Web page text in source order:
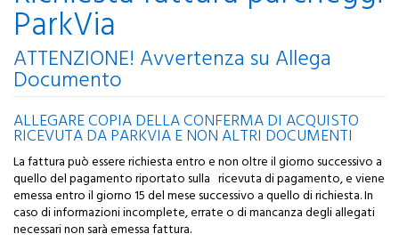
ParkVia
ATTENZIONE! Avvertenza su Allega
Documento
ALLEGARE COPIA DELLA CONFERMA DI ACQUISTO
RICEVUTA DA PARKVIA E NON ALTRI DOCUMENTI
La fattura può essere richiesta entro e non oltre il giorno successivo a
quello del pagamento riportato sulla ricevuta di pagamento, e viene
emessa entro il giorno 15 del mese successivo a quello di richiesta. In
caso di informazioni incomplete, errate o di mancanza degli allegati
necessari non sarà emessa fattura.